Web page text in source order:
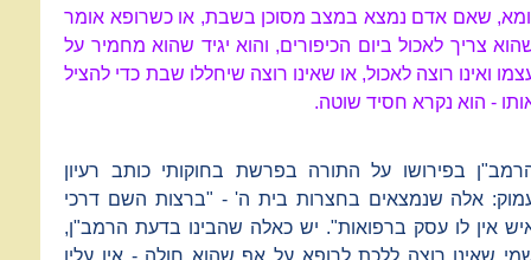
שאם אדם נמצא במצב מסוכן בשבת, או כשרופא אומר
צריך לאכול ביום הכיפורים, והוא יגיד שהוא מחמיר על
ואינו רוצה לאכול, או שאינו רוצה שיחללו שבת כדי להציל
- הוא נקרא חסיד שוטה.
בפירושו על התורה בפרשת בחוקותי כותב רעיון
אלה שנמצאים בחצרות בית ה' - "ברצות השם דרכי
אין לו עסק ברפואות". יש כאלה שהבינו בדעת הרמב"ן,
שאינו רוצה ללכת לרופא על אף שהוא חולה - אין עליו